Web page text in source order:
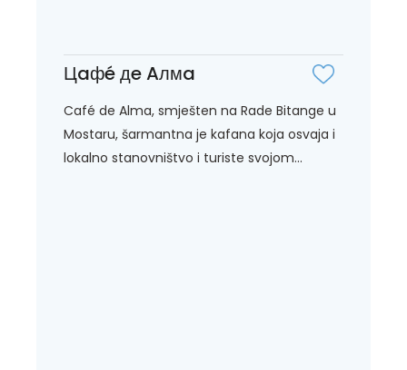
Цaфé дe Aлмa
Café de Alma, smješten na Rade Bitange u
Mostaru, šarmantna je kafana koja osvaja i
lokalno stanovništvo i turiste svojom...